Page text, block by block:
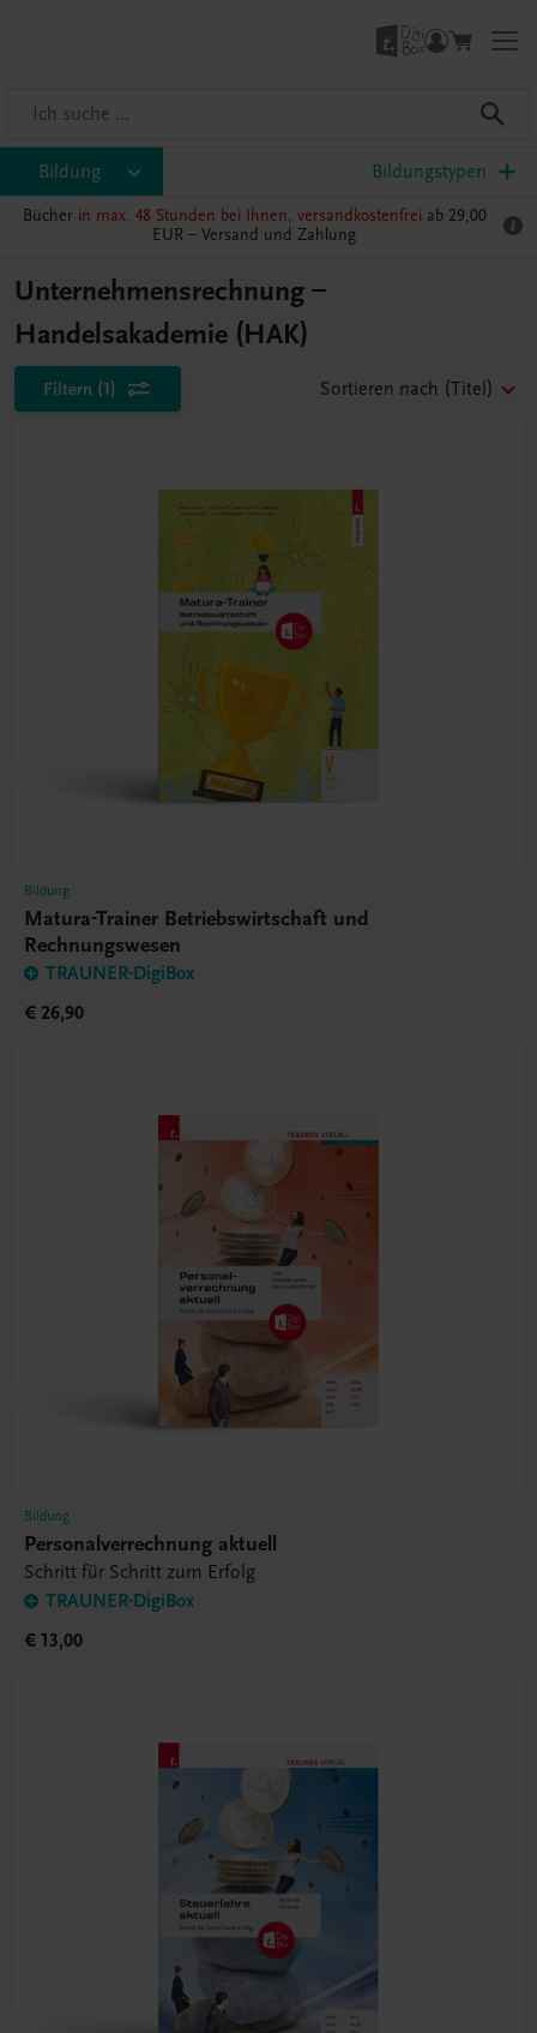
Bildung Bildungstypen
Bücher in max. 48 Stunden bei Ihnen, versandkostenfrei ab 29,00
EUR – Versand und Zahlung
Unternehmensrechnung –
Handelsakademie (HAK)
Filtern (1) Sortieren nach (Titel)
Bildung
Matura-Trainer Betriebswirtschaft und
Rechnungswesen
TRAUNER-DigiBox
€ 26,90
Bildung
Personalverrechnung aktuell
Schritt für Schritt zum Erfolg
TRAUNER-DigiBox
€ 13,00